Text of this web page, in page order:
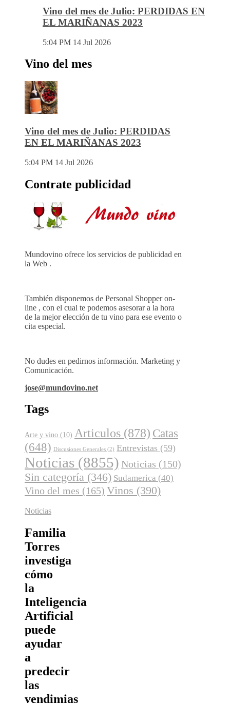
Vino del mes de Julio: PERDIDAS EN
EL MARIÑANAS 2023
5:04 PM 14 Jul 2026
Vino del mes
Vino del mes de Julio: PERDIDAS
EN EL MARIÑANAS 2023
5:04 PM 14 Jul 2026
Contrate publicidad
Mundovino ofrece los servicios de publicidad en
la Web .
También disponemos de Personal Shopper on-
line , con el cual te podemos asesorar a la hora
de la mejor elección de tu vino para ese evento o
cita especial.
No dudes en pedirnos información. Marketing y
Comunicación.
jose@mundovino.net
Tags
Arte y vino (10) Articulos (878) Catas
(648) Discusiones Generales (2) Entrevistas (59)
Noticias (8855) Noticias (150)
Sin categoría (346) Sudamerica (40)
Vino del mes (165) Vinos (390)
Noticias
Familia
Torres
investiga
cómo
la
Inteligencia
Artificial
puede
ayudar
a
predecir
las
vendimias